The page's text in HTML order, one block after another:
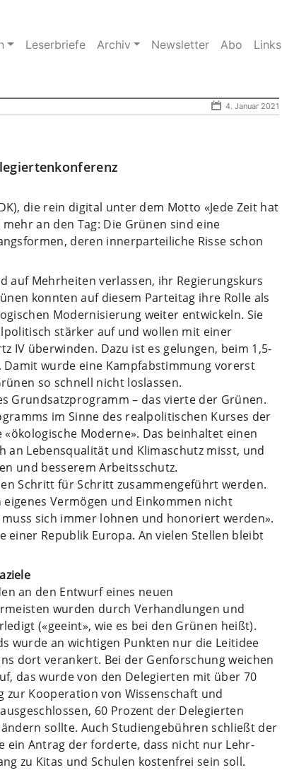
Leserbriefe Archiv Newsletter Abo Links
4. Januar 2021
die rein digital unter dem Motto «Jede Zeit hat
an den Tag: Die Grünen sind eine
deren innerparteiliche Risse schon
auf Mehrheiten verlassen, ihr Regierungskurs
konnten auf diesem Parteitag ihre Rolle als
Modernisierung weiter entwickeln. Sie
stärker auf und wollen mit einer
IV überwinden. Dazu ist es gelungen, beim 1,5-
wurde eine Kampfabstimmung vorerst
so schnell nicht loslassen.
Grundsatzprogramm – das vierte der Grünen.
im Sinne des realpolitischen Kurses der
Moderne». Das beinhaltet einen
an Lebensqualität und Klimaschutz misst, und
und besserem Arbeitsschutz.
Schritt für Schritt zusammengeführt werden.
Vermögen und Einkommen nicht
sich immer lohnen und honoriert werden».
einer Republik Europa. An vielen Stellen bleibt
an den Entwurf eines neuen
wurden durch Verhandlungen und
(«geeint», wie es bei den Grünen heißt).
wurde an wichtigen Punkten nur die Leitidee
dort verankert. Bei der Genforschung weichen
das wurde von den Delegierten mit über 70
zur Kooperation von Wissenschaft und
60 Prozent der Delegierten
sollte. Auch Studiengebühren schließt der
ein Antrag der forderte, dass nicht nur Lehr-
zu Kitas und Schulen kostenfrei sein soll.